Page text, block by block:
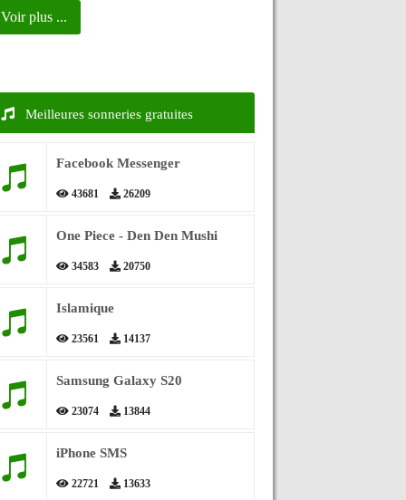
Voir plus ...
Meilleures sonneries gratuites
Facebook Messenger
43681 26209
One Piece - Den Den Mushi
34583 20750
Islamique
23561 14137
Samsung Galaxy S20
23074 13844
iPhone SMS
22721 13633